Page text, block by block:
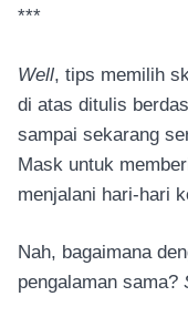
***
Well, tips memilih
di atas ditulis
sampai sekarang
Mask untuk
menjalani hari-hari
Nah, bagaimana
pengalaman sama?